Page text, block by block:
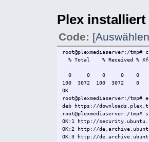
Plex installiert
Code:
root@plexmediaserver:/
% Total % Received %
0 0 0 0 0 0 0 0 --:--
100 3072 100 3072
OK
root@plexmediaserver:/
deb https://
root@plexmediaserver:/tmp#
OK:1 http://
OK:2 http://
OK:3 http://